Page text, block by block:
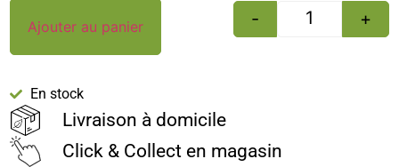
- +
Ajouter au panier
En stock
Livraison à domicile
Click & Collect en magasin